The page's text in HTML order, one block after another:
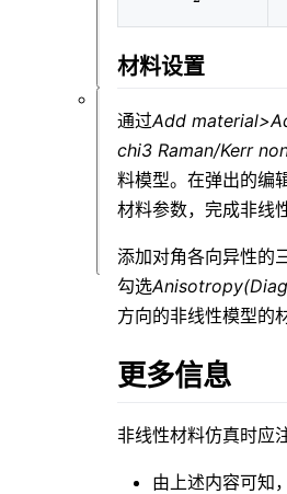
题
软
仿
真
类
题
材料设置
通过Add
chi3 Raman/Kerr
料模型。在弹出的编
材料参数，完成非线
添加对角各向异性的
勾选
方向的非线性模型的
更多信息
非线性材料仿真时应
由上述内容可知